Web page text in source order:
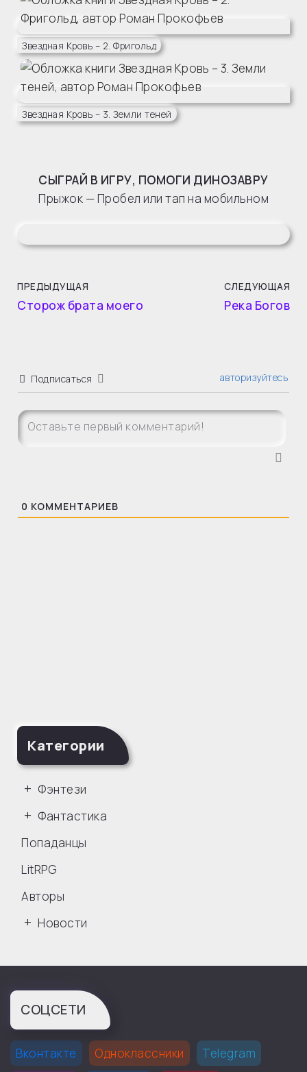
Звездная Кровь – 2. Фригольд
Звездная Кровь – 3. Земли теней
СЫГРАЙ В ИГРУ, ПОМОГИ ДИНОЗАВРУ
Прыжок — Пробел или тап на мобильном
ПРЕДЫДУЩАЯ
Сторож брата моего
СЛЕДУЮЩАЯ
Река Богов
Подписаться авторизуйтесь
0 КОММЕНТАРИЕВ
Категории
Фэнтези
Фантастика
Попаданцы
LitRPG
Авторы
Новости
СОЦСЕТИ
Вконтакте Одноклассники Telegram